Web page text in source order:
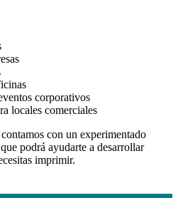
corporativos
locales comerciales
con un experimentado
podrá ayudarte a desarrollar
imprimir.